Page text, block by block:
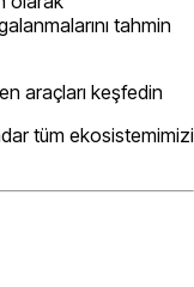
tahmin
araçları keşfedin
tüm ekosistemimizi